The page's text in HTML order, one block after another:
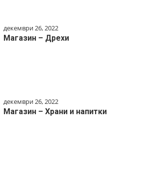
декември 26, 2022
Магазин – Дрехи
декември 26, 2022
Магазин – Храни и напитки